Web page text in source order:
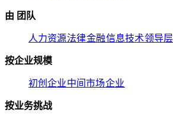
由 团队​​
人力资源​​法律​​金融​​信息技术​​领导层​​
按企业规模​​
初创企业​​中间市场​​企业​​
按业务挑战​​